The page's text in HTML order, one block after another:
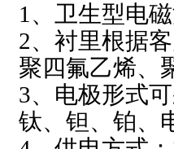
1、 卫生型电
2、衬里根据
聚四氟乙烯、
3、电极形式
钛、钽、铂、